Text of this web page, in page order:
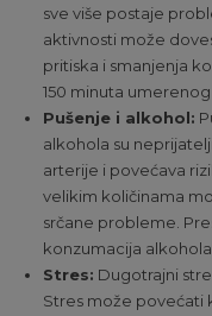
sve više postaje
aktivnosti može
pritiska i smanjenja
150 minuta
Pušenje i alkohol:
alkohola su
arterije i povećava
velikim količinama
srčane probleme.
konzumacija alkohola
Stres: Dugotrajni
Stres može povećati